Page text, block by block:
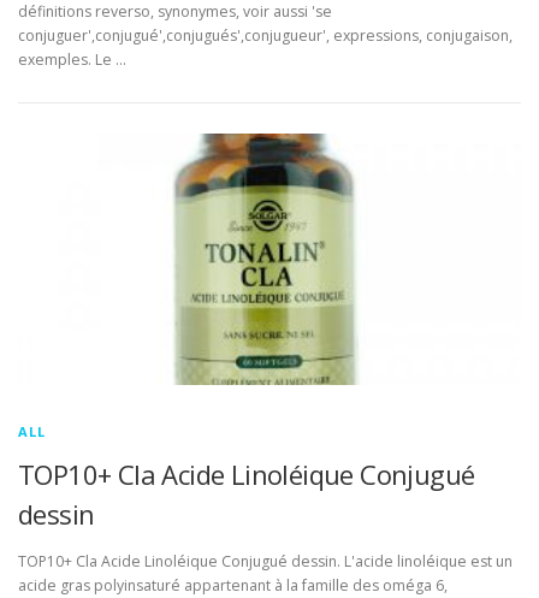
définitions reverso, synonymes, voir aussi 'se
conjuguer',conjugué',conjugués',conjugueur', expressions, conjugaison,
exemples. Le …
ALL
TOP10+ Cla Acide Linoléique Conjugué
dessin
TOP10+ Cla Acide Linoléique Conjugué dessin. L'acide linoléique est un
acide gras polyinsaturé appartenant à la famille des oméga 6,